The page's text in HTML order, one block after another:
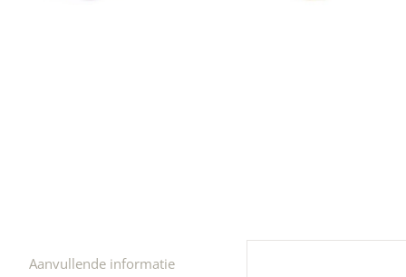
ook
Aanvullende informatie